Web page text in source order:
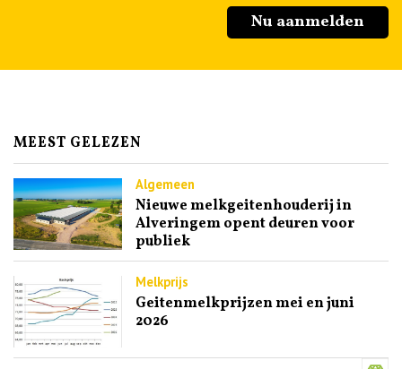
Nu aanmelden
MEEST GELEZEN
Algemeen
Nieuwe melkgeitenhouderij in
Alveringem opent deuren voor
publiek
Melkprijs
Geitenmelkprijzen mei en juni
2026